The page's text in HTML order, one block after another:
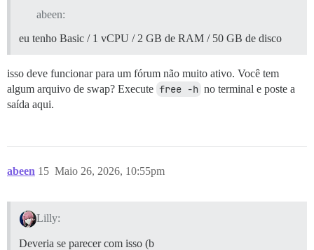
abeen:
eu tenho Basic / 1 vCPU / 2 GB de RAM / 50 GB de disco
isso deve funcionar para um fórum não muito ativo. Você tem
algum arquivo de swap? Execute free -h no terminal e poste a
saída aqui.
abeen Maio 26, 2026, 10:55pm
15
Lilly:
Deveria se parecer com isso (b